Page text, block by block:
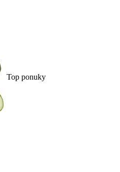
Top ponuky